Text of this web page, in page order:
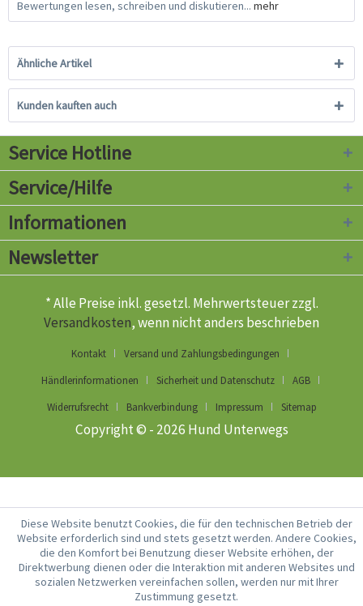
Bewertungen lesen, schreiben und diskutieren... mehr
Ähnliche Artikel
Kunden kauften auch
Service Hotline
Service/Hilfe
Informationen
Newsletter
* Alle Preise inkl. gesetzl. Mehrwertsteuer zzgl.
Versandkosten, wenn nicht anders beschrieben
Kontakt
Versand und Zahlungsbedingungen
Händlerinformationen
Sicherheit und Datenschutz
AGB
Widerrufsrecht
Bankverbindung Impressum Sitemap
Copyright © - 2026 Hund Unterwegs
Diese Website benutzt Cookies, die für den technischen Betrieb der
Website erforderlich sind und stets gesetzt werden. Andere Cookies,
die den Komfort bei Benutzung dieser Website erhöhen, der
Direktwerbung dienen oder die Interaktion mit anderen Websites und
sozialen Netzwerken vereinfachen sollen, werden nur mit Ihrer
Zustimmung gesetzt.